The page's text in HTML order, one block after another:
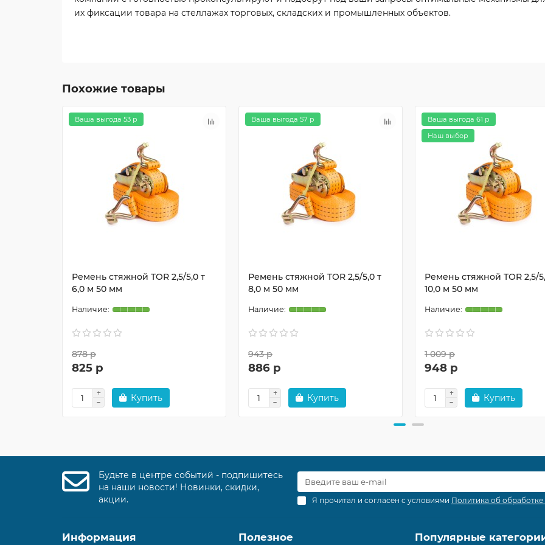
их фиксации товара на стеллажах торговых, складских и промышленных объектов.
Похожие товары
Ваша выгода 53 р
Ремень стяжной TOR 2,5/5,0 т
6,0 м 50 мм
878 р
825 р
Купить
Ваша выгода 57 р
Ремень стяжной TOR 2,5/5,0 т
8,0 м 50 мм
943 р
886 р
Купить
Ваша выгода 61 р
Наш выбор
Ремень стяжной TOR 2,5/
10,0 м 50 мм
1 009 р
948 р
Купить
Будьте в центре событий - подпишитесь
на наши новости! Новинки, скидки,
акции.
Я прочитал и согласен с условиями Политика об
Информация Полезное Популярные